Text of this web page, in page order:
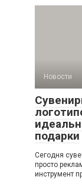
Новости
подарки
Сегодня
просто
инструмент